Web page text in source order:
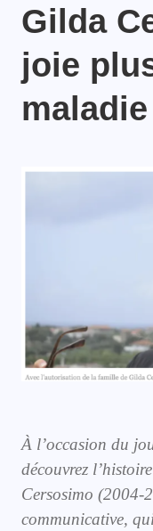
Gilda
joie
maladie
À l’occasion du
découvrez
Cersosimo (2004-
communicative,